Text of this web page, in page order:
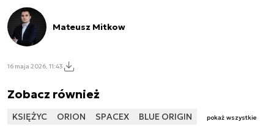
Mateusz Mitkow
16 maja 2026, 11:43
Zobacz również
KSIĘŻYC ORION SPACEX BLUE ORIGIN pokaż wszystkie